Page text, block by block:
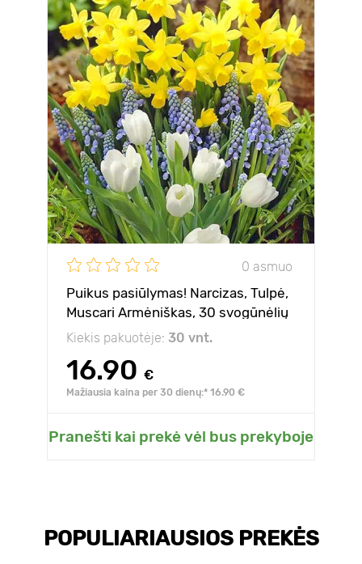
0 asmuo
Puikus pasiūlymas! Narcizas, Tulpė,
Muscari Armėniškas, 30 svogūnėlių
rinkinys
Kiekis pakuotėje: 30 vnt.
16.90 €
Mažiausia kaina per 30 dienų:* 16.90 €
Pranešti kai prekė vėl bus prekyboje
POPULIARIAUSIOS PREKĖS